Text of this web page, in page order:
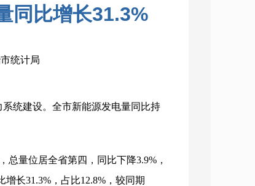
同比增长31.3%
统计局
统建设。全市新能源发电量同比持
总量位居全省第四，同比下降3.9%，
长31.3%，占比12.8%，较同期